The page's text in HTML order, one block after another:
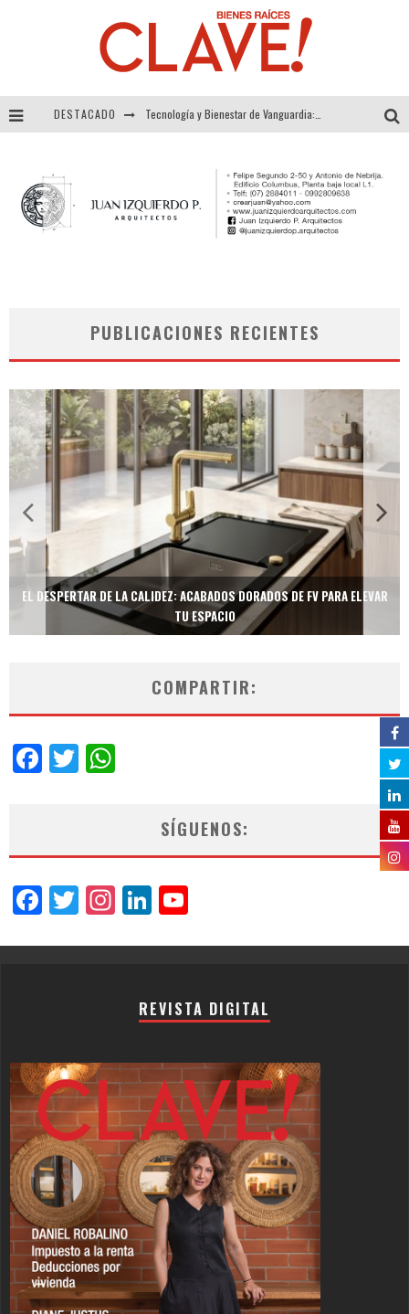
DESTACADO
Alexandra Bedoya – La Constancia detrás de La Paletería
El Despertar de la Calidez: Acabados Dorados de FV para Elevar tu Espacio
PUBLICACIONES RECIENTES
EL DESPERTAR DE LA CALIDEZ: ACABADOS DORADOS DE FV PARA ELEVAR
TU ESPACIO
COMPARTIR:
Facebook
Twitter
SÍGUENOS:
Facebook
Twitter
Instagram
LinkedIn
REVISTA DIGITAL